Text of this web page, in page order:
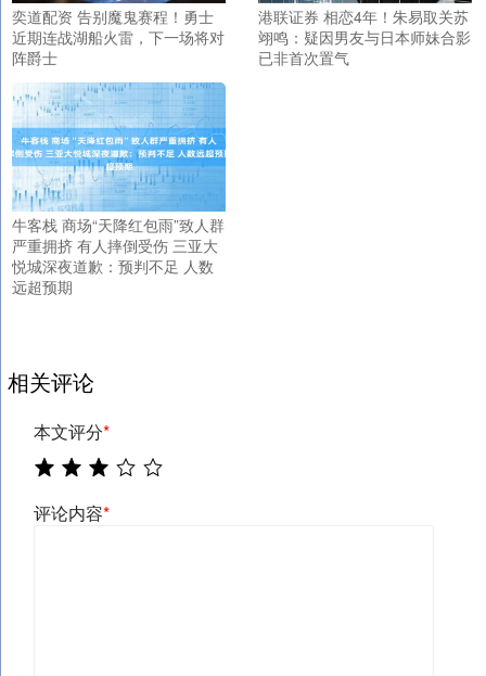
奕道配资 告别魔鬼赛程！勇士
近期连战湖船火雷，下一场将对
阵爵士
港联证券 相恋4年！朱易取关苏
翊鸣：疑因男友与日本师妹合影
已非首次置气
牛客栈 商场“天降红包雨”致人群
严重拥挤 有人摔倒受伤 三亚大
悦城深夜道歉：预判不足 人数
远超预期
相关评论
本文评分*
评论内容*